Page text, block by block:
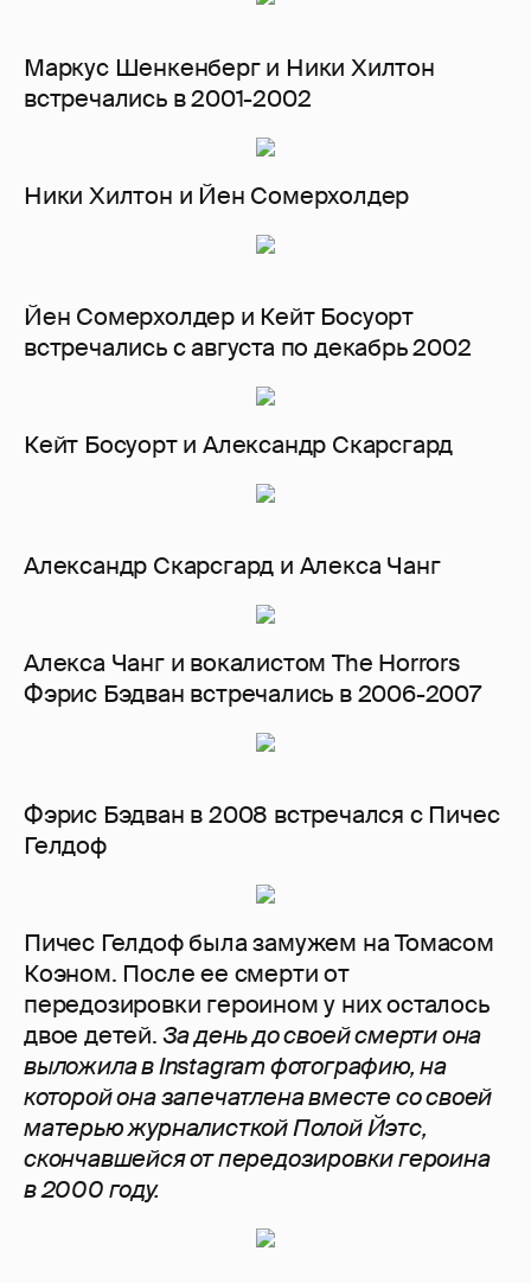
Маркус Шенкенберг и Ники Хилтон
встречались в 2001-2002
Ники Хилтон и Йен Сомерхолдер
Йен Сомерхолдер и Кейт Босуорт
встречались с августа по декабрь 2002
Кейт Босуорт и Александр Скарсгард
Александр Скарсгард и Алекса Чанг
Алекса Чанг и вокалистом The Horrors
Фэрис Бэдван встречались в 2006-2007
Фэрис Бэдван в 2008 встречался с Пичес
Гелдоф
Пичес Гелдоф была замужем на Томасом
Коэном. После ее смерти от
передозировки героином у них осталось
двое детей.За день до своей смерти она
выложила в Instagram фотографию, на
которой она запечатлена вместе со своей
матерью журналисткой Полой Йэтс,
скончавшейся от передозировки героина
в 2000 году.